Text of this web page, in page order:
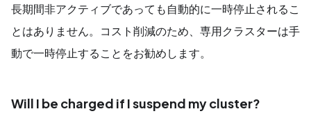
長期間非アクティブであっても自動的に一時停止されるこ
とはありません。コスト削減のため、専用クラスターは手
動で一時停止することをお勧めします。
Will I be charged if I suspend my cluster?